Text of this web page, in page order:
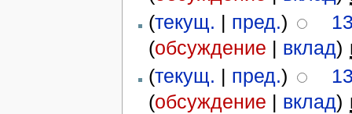
(текущ. | пред.)
(обсуждение | вклад)
(текущ. | пред.)
(обсуждение | вклад)